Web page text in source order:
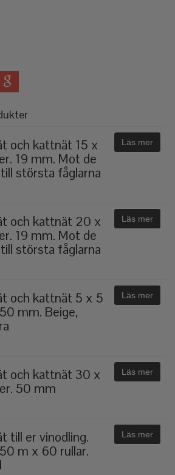
och kattnät 15 x
19 mm. Mot de
största fåglarna
Läs mer
och kattnät 20 x
19 mm. Mot de
största fåglarna
Läs mer
och kattnät 5 x 5
mm. Beige,
Läs mer
och kattnät 30 x
50 mm
Läs mer
till er vinodling.
m x 60 rullar.
Läs mer